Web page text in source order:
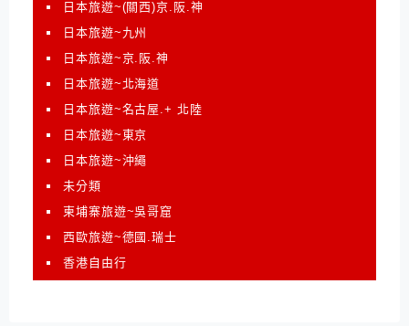
日本旅遊~(關西)京.阪.神
日本旅遊~九州
日本旅遊~京.阪.神
日本旅遊~北海道
日本旅遊~名古屋.+ 北陸
日本旅遊~東京
日本旅遊~沖繩
未分類
柬埔寨旅遊~吳哥窟
西歐旅遊~德國.瑞士
香港自由行